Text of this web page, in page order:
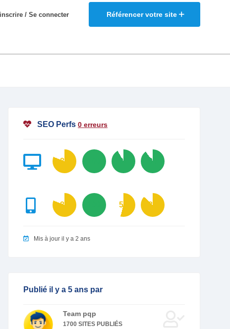
Référencer votre site
/ Se connecter
SEO Perfs 0 erreurs
81 92 90
81 54 87
Mis à jour il y a 2 ans
Publié il y a 5 ans par
Team pqp
1700 SITES PUBLIÉS